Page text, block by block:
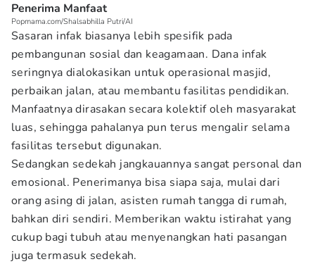
Penerima Manfaat
Popmama.com/Shalsabhilla Putri/AI
Sasaran infak biasanya lebih spesifik pada
pembangunan sosial dan keagamaan. Dana infak
seringnya dialokasikan untuk operasional masjid,
perbaikan jalan, atau membantu fasilitas pendidikan.
Manfaatnya dirasakan secara kolektif oleh masyarakat
luas, sehingga pahalanya pun terus mengalir selama
fasilitas tersebut digunakan.
Sedangkan sedekah jangkauannya sangat personal dan
emosional. Penerimanya bisa siapa saja, mulai dari
orang asing di jalan, asisten rumah tangga di rumah,
bahkan diri sendiri. Memberikan waktu istirahat yang
cukup bagi tubuh atau menyenangkan hati pasangan
juga termasuk sedekah.